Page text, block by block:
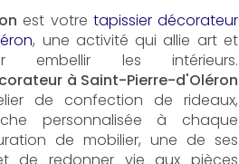
est votre tapissier décorateur
, une activité qui allie art et
embellir les intérieurs.
à Saint-Pierre-d'Oléron
de confection de rideaux,
personnalisée à chaque
de mobilier, une de ses
de redonner vie aux pièces